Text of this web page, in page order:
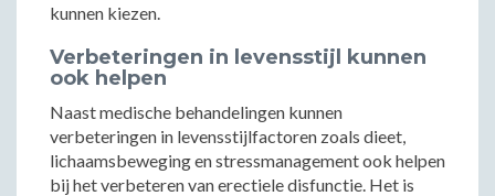
kunnen kiezen.
Verbeteringen in levensstijl kunnen
ook helpen
Naast medische behandelingen kunnen
verbeteringen in levensstijlfactoren zoals dieet,
lichaamsbeweging en stressmanagement ook helpen
bij het verbeteren van erectiele disfunctie. Het is